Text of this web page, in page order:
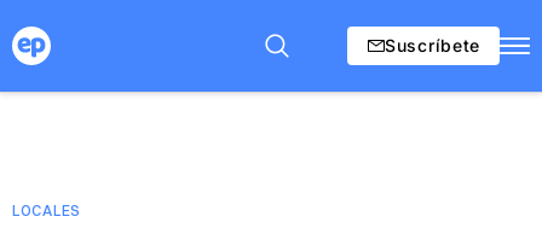
Suscríbete
LOCALES